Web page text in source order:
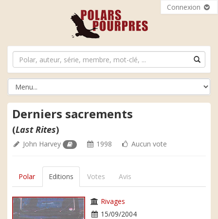
Connexion
Derniers sacrements
(Last Rites)
John Harvey 1998 Aucun vote
Polar Editions Votes Avis
Rivages
15/09/2004